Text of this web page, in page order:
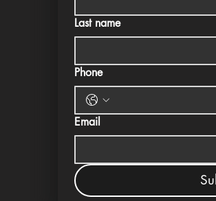
Last name
Phone
Email